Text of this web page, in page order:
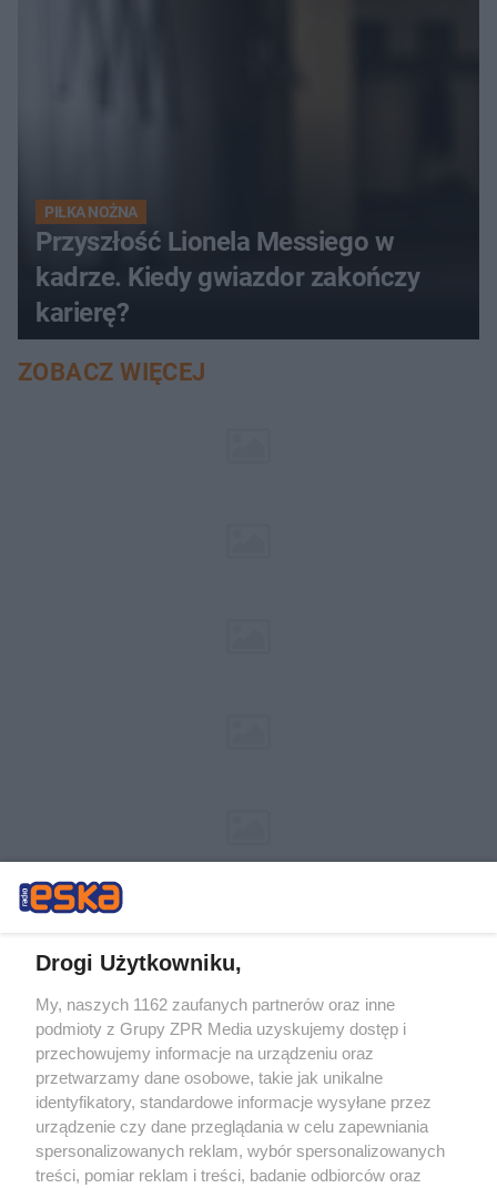
PIŁKA NOŻNA
Przyszłość Lionela Messiego w
kadrze. Kiedy gwiazdor zakończy
karierę?
ZOBACZ WIĘCEJ
Żaden utwór zamieszczony w serwisie nie może być powielany i
rozpowszechniany lub dalej rozpowszechniany w jakikolwiek sposób (w
tym także elektroniczny lub mechaniczny) na jakimkolwiek polu
eksploatacji w jakiejkolwiek formie, włącznie z umieszczaniem w
Internecie bez pisemnej zgody właściciela praw. Jakiekolwiek użycie lub
wykorzystanie utworów w całości lub w części z naruszeniem prawa,
tzn. bez właściwej zgody, jest zabronione pod groźbą kary i może być
ścigane prawnie.
Drogi Użytkowniku,
My, naszych 1162 zaufanych partnerów oraz inne
podmioty z Grupy ZPR Media uzyskujemy dostęp i
przechowujemy informacje na urządzeniu oraz
przetwarzamy dane osobowe, takie jak unikalne
identyfikatory, standardowe informacje wysyłane przez
urządzenie czy dane przeglądania w celu zapewniania
spersonalizowanych reklam, wybór spersonalizowanych
treści, pomiar reklam i treści, badanie odbiorców oraz